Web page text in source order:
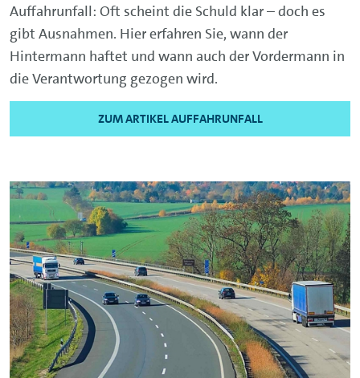
Auffahrunfall: Oft scheint die Schuld klar – doch es
gibt Ausnahmen. Hier erfahren Sie, wann der
Hintermann haftet und wann auch der Vordermann in
die Verantwortung gezogen wird.
ZUM ARTIKEL AUFFAHRUNFALL